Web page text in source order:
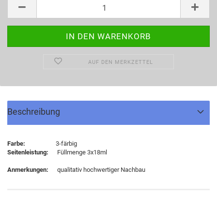
AUF DEN MERKZETTEL
Beschreibung
Farbe:
3-färbig
Seitenleistung: Füllmenge 3x18ml
Anmerkungen: qualitativ hochwertiger Nachbau